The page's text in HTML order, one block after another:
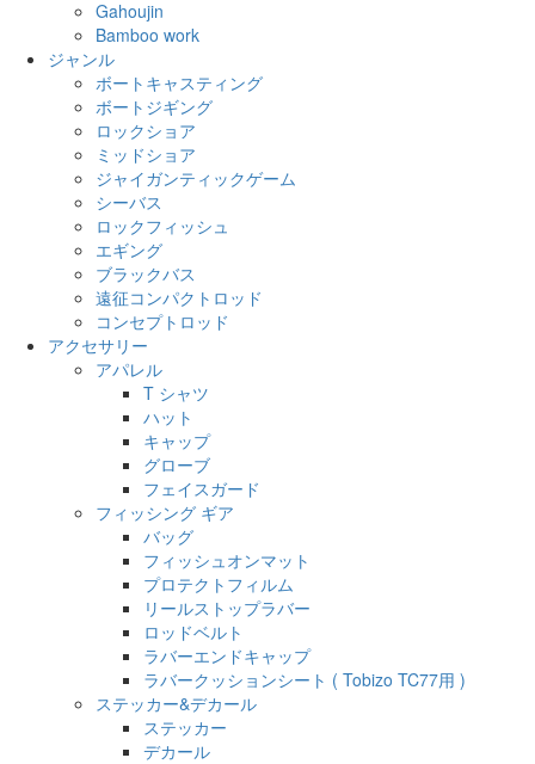
Gahoujin
Bamboo work
ジャンル
ボートキャスティング
ボートジギング
ロックショア
ミッドショア
ジャイガンティックゲーム
シーバス
ロックフィッシュ
エギング
ブラックバス
遠征コンパクトロッド
コンセプトロッド
アクセサリー
アパレル
T シャツ
ハット
キャップ
グローブ
フェイスガード
フィッシング ギア
バッグ
フィッシュオンマット
プロテクトフィルム
リールストップラバー
ロッドベルト
ラバーエンドキャップ
ラバークッションシート ( Tobizo TC77用 )
ステッカー&デカール
ステッカー
デカール